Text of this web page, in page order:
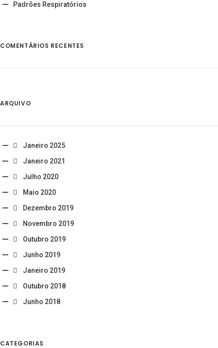
Padrões Respiratórios
COMENTÁRIOS RECENTES
ARQUIVO
Janeiro 2025
Janeiro 2021
Julho 2020
Maio 2020
Dezembro 2019
Novembro 2019
Outubro 2019
Junho 2019
Janeiro 2019
Outubro 2018
Junho 2018
CATEGORIAS